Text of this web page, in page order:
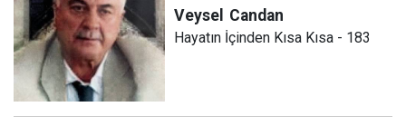
Veysel Candan
Hayatın İçinden Kısa Kısa - 183